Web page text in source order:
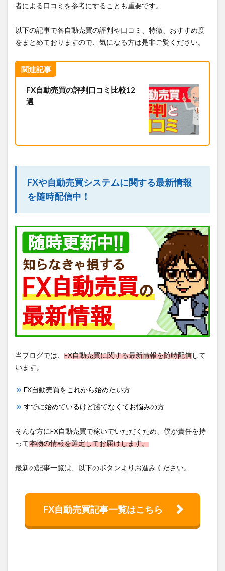
者による口コミを参考にすることも重要です。
以下の記事で各自動売買の評判や口コミ、特徴、おすすめ度
をまとめておりますので、気になる方は是非ご覧ください。
関連記事
FX自動売買の評判口コミ比較12
選
FXや自動売買システムに関する最新情報
を随時配信中！
当ブログでは、 FX自動売買に関する最新情報を随時配信して
います。
FX自動売買をこれから始めたい方
すでに始めているけど勝てなくてお悩みの方
そんな方にFX自動売買で稼いでいただくため、僕が責任を持
って本物の情報を選定してお届けします。
最新の記事一覧は、以下のボタンよりお進みください。
FX自動売買記事一覧はこちら